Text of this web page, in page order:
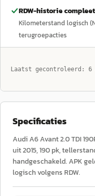
RDW-historie compleet
Kilometerstand logisch
terugroepacties
Laatst gecontroleerd: 6
Specificaties
Audi A6 Avant 2.0 TDI
uit 2015, 190 pk,
handgeschakeld. APK
logisch volgens RDW.